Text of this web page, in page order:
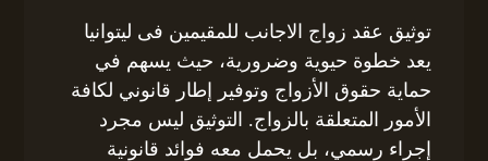
توثيق عقد زواج الاجانب للمقيمين فى ليتوانيا
يعد خطوة حيوية وضرورية، حيث يسهم في
حماية حقوق الأزواج وتوفير إطار قانوني لكافة
الأمور المتعلقة بالزواج. التوثيق ليس مجرد
إجراء رسمي، بل يحمل معه فوائد قانونية